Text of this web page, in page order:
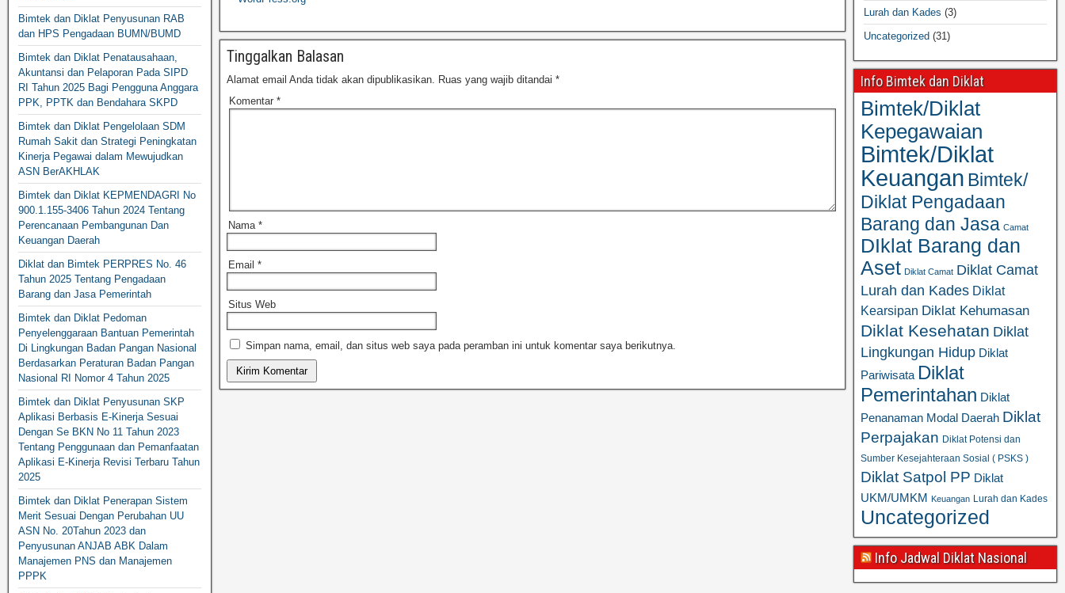
Tinggalkan Balasan
Alamat email Anda tidak akan dipublikasikan. Ruas yang wajib ditandai *
Komentar *
Nama *
Email *
Situs Web
Simpan nama, email, dan situs web saya pada peramban ini untuk komentar saya berikutnya.
Bimtek dan Diklat Penyusunan RAB
dan HPS Pengadaan BUMN/BUMD
Bimtek dan Diklat Penatausahaan,
Akuntansi dan Pelaporan Pada SIPD
RI Tahun 2025 Bagi Pengguna Anggara
PPK, PPTK dan Bendahara SKPD
Bimtek dan Diklat Pengelolaan SDM
Rumah Sakit dan Strategi Peningkatan
Kinerja Pegawai dalam Mewujudkan
ASN BerAKHLAK
Bimtek dan Diklat KEPMENDAGRI No
900.1.155-3406 Tahun 2024 Tentang
Perencanaan Pembangunan Dan
Keuangan Daerah
Diklat dan Bimtek PERPRES No. 46
Tahun 2025 Tentang Pengadaan
Barang dan Jasa Pemerintah
Bimtek dan Diklat Pedoman
Penyelenggaraan Bantuan Pemerintah
Di Lingkungan Badan Pangan Nasional
Berdasarkan Peraturan Badan Pangan
Nasional RI Nomor 4 Tahun 2025
Bimtek dan Diklat Penyusunan SKP
Aplikasi Berbasis E-Kinerja Sesuai
Dengan Se BKN No 11 Tahun 2023
Tentang Penggunaan dan Pemanfaatan
Aplikasi E-Kinerja Revisi Terbaru Tahun
2025
Bimtek dan Diklat Penerapan Sistem
Merit Sesuai Dengan Perubahan UU
ASN No. 20Tahun 2023 dan
Penyusunan ANJAB ABK Dalam
Manajemen PNS dan Manajemen
PPPK
Lurah dan Kades (3)
Uncategorized (31)
Info Bimtek dan Diklat
Bimtek/Diklat
Kepegawaian
Bimtek/Diklat
Keuangan Bimtek/
Diklat Pengadaan
Barang dan Jasa Camat
DIklat Barang dan
Aset Diklat Camat Diklat Camat
Lurah dan Kades Diklat
Kearsipan Diklat Kehumasan
Diklat Kesehatan Diklat
Lingkungan Hidup Diklat
Pariwisata Diklat
Pemerintahan Diklat
Penanaman Modal Daerah Diklat
Perpajakan Diklat Potensi dan
Sumber Kesejahteraan Sosial ( PSKS )
Diklat Satpol PP Diklat
UKM/UMKM
Keuangan Lurah dan Kades
Uncategorized
Info Jadwal Diklat Nasional